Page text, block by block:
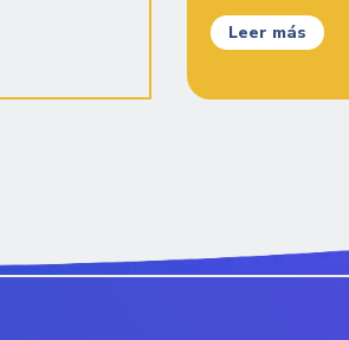
Leer más